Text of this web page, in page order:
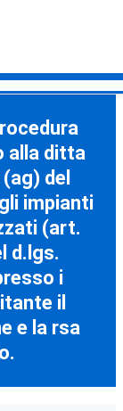
alla ditta
del
impianti
(art.
d.lgs.
i
il
e la rsa